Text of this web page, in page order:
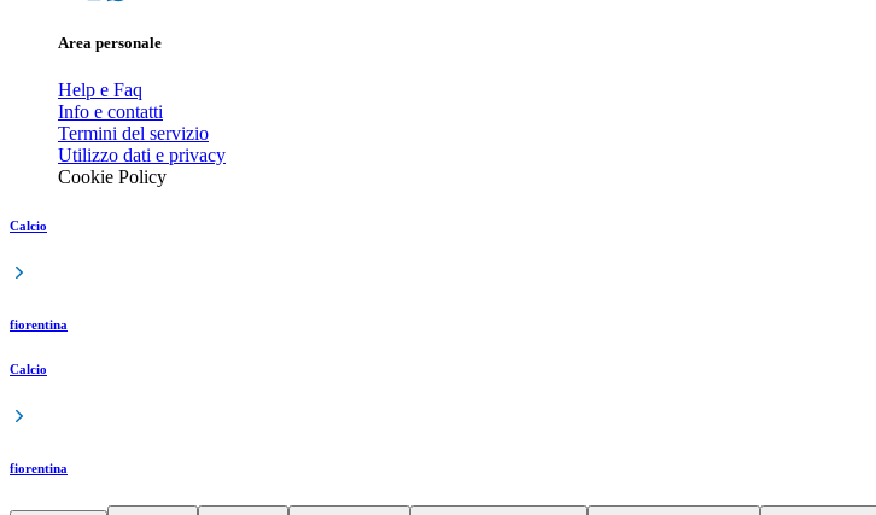
Area personale
Help e Faq
Info e contatti
Termini del servizio
Utilizzo dati e privacy
Cookie Policy
Calcio
fiorentina
Calcio
fiorentina